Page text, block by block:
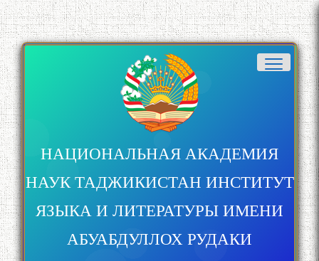
НАЦИОНАЛЬНАЯ АКАДЕМИЯ
НАУК ТАДЖИКИСТАН ИНСТИТУТ
ЯЗЫКА И ЛИТЕРАТУРЫ ИМЕНИ
АБУАБДУЛЛОХ РУДАКИ